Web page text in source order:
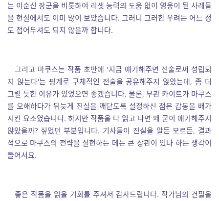
는 이순신 장군을 비롯하여 리셋 능력의 도움 없이 영웅이 된 사례들
을 현실에서도 이미 많이 보았습니다. 그러니 그러한 우려는 어느 정
도 접어두셔도 되지 않을까 합니다.
그리고 마쿠스는 작품 초반에 ‘지금 얘기해주면 전술로써 성립되
지 않는다‘는 핑계로 구체적인 전술을 공유해주지 않았는데, 좀 더
그럴 듯한 이유가 있었으면 좋겠습니다. 물론, 부관 카이트가 마쿠스
를 오해하다가 뒤늦게 진실을 깨닫도록 설정하신 점은 감동을 배가
시킨 요소였습니다. 하지만 작품을 다 읽고 나면 왜 굳이 얘기해주지
않았을까? 싶었던 부분입니다. 기사들이 진실을 알든 모르든, 결과
적으로 마쿠스의 전략을 실현하는 데는 큰 상관이 있나 하는 생각이
들어서요.
좋은 작품을 읽을 기회를 주셔서 감사드립니다. 작가님의 건필을